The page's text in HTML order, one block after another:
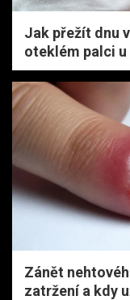
Jak přežít dnu
oteklém palci u
Zánět
zatržení a kdy